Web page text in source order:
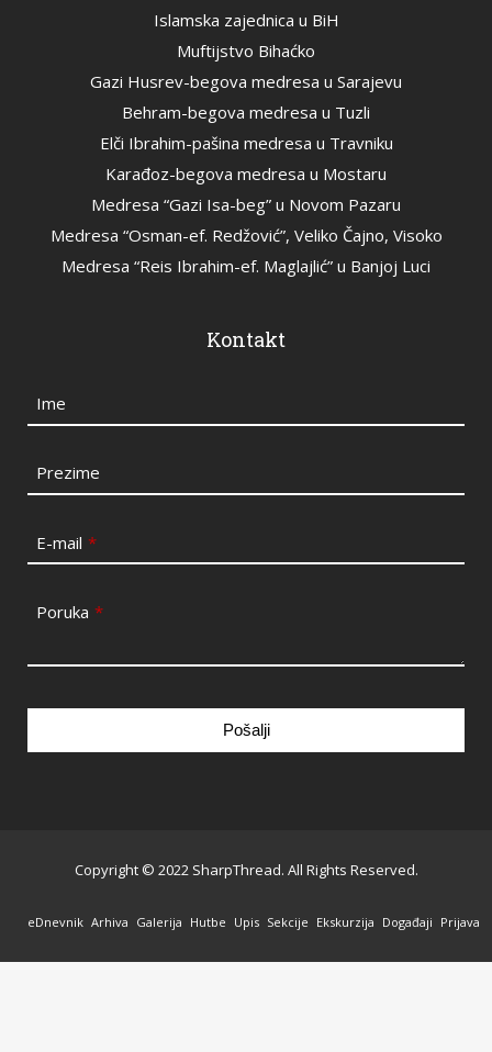
Islamska zajednica u BiH
Muftijstvo Bihaćko
Gazi Husrev-begova medresa u Sarajevu
Behram-begova medresa u Tuzli
Elči Ibrahim-pašina medresa u Travniku
Karađoz-begova medresa u Mostaru
Medresa “Gazi Isa-beg” u Novom Pazaru
Medresa “Osman-ef. Redžović”, Veliko Čajno, Visoko
Medresa “Reis Ibrahim-ef. Maglajlić” u Banjoj Luci
Kontakt
Ime
Prezime
E-mail *
Poruka *
Pošalji
blank
Copyright © 2022 SharpThread. All Rights Reserved.
eDnevnik Arhiva Galerija Hutbe Upis Sekcije Ekskurzija Događaji Prijava